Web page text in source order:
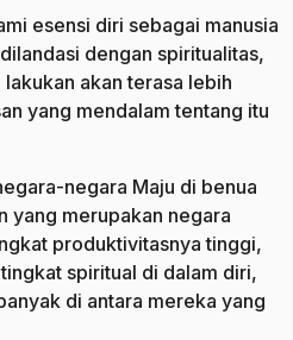
esensi diri sebagai manusia
dengan spiritualitas,
akan terasa lebih
yang mendalam tentang itu
negara Maju di benua
yang merupakan negara
produktivitasnya tinggi,
spiritual di dalam diri,
di antara mereka yang